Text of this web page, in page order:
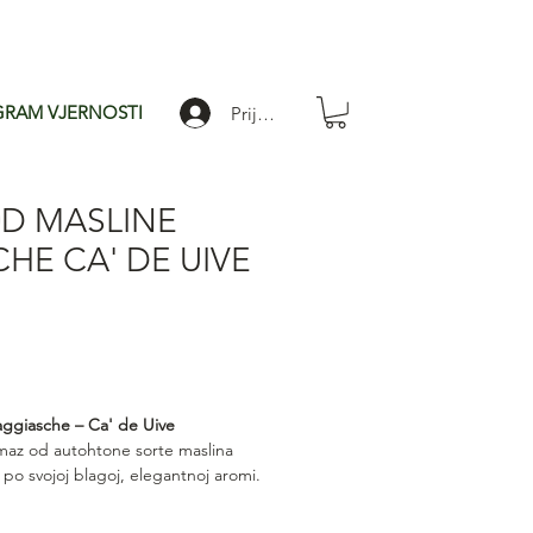
VJERNOSTI Prijavi se
MASLINE
CA' DE UIVE
– Ca' de Uive
od autohtone sorte maslina
svojoj blagoj, elegantnoj aromi.
okus. Idealan za bruschette, sendviče,